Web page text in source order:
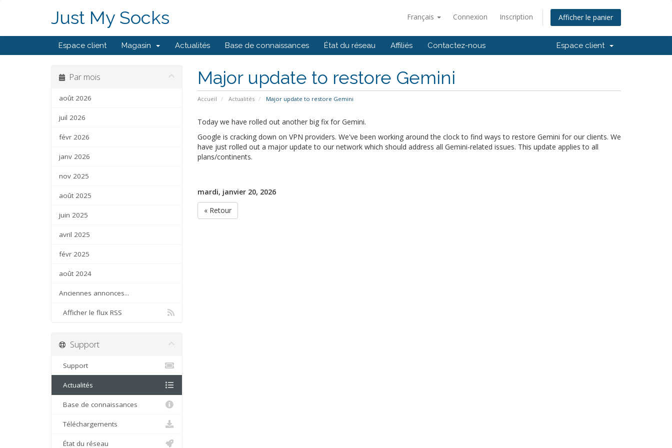
Français Connexion Inscription Afficher le panier
Just My Socks
Espace client Magasin Actualités Base de connaissances État du réseau Affiliés Contactez-nous Espace client
Major update to restore Gemini
Accueil Actualités Major update to restore Gemini
Par mois
août 2026
juil 2026
févr 2026
janv 2026
nov 2025
août 2025
juin 2025
avril 2025
févr 2025
août 2024
Anciennes annonces...
Afficher le flux RSS
Today we have rolled out another big fix for Gemini.
Google is cracking down on VPN providers. We've been working around the clock to find ways to restore Gemini for our clients. We
have just rolled out a major update to our network which should address all Gemini-related issues. This update applies to all
plans/continents.
mardi, janvier 20, 2026
« Retour
Support
Support
Actualités
Base de connaissances
Téléchargements
État du réseau